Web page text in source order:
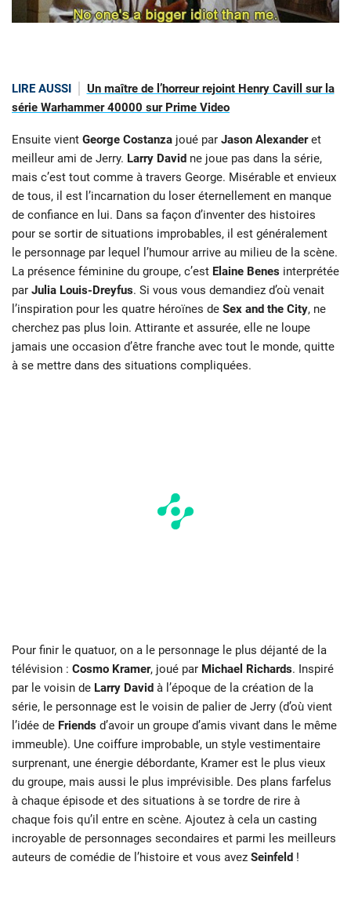
LIRE AUSSI
Un maître de l’horreur rejoint Henry Cavill sur la
série Warhammer 40000 sur Prime Video
Ensuite vient George Costanza joué par Jason Alexanderet
meilleur ami de Jerry. Larry David ne joue pas dans la série,
mais c’est tout comme à travers George. Misérable et envieux
de tous, il est l’incarnation du loser éternellement en manque
de confiance en lui. Dans sa façon d’inventer des histoires
pour se sortir de situations improbables, il est généralement
le personnage par lequel l’humour arrive au milieu de la scène.
La présence féminine du groupe, c’est Elaine Benes interprétée
par Julia Louis-Dreyfus. Si vous vous demandiez d’où venait
l’inspiration pour les quatre héroïnes de Sex and the City, ne
cherchez pas plus loin. Attirante et assurée, elle ne loupe
jamais une occasion d’être franche avec tout le monde, quitte
à se mettre dans des situations compliquées.
Pour finir le quatuor, on a le personnage le plus déjanté de la
télévision : Cosmo Kramer, joué par Michael Richards. Inspiré
par le voisin de Larry David à l’époque de la création de la
série, le personnage est le voisin de palier de Jerry (d’où vient
l’idée de Friends d’avoir un groupe d’amis vivant dans le même
immeuble). Une coiffure improbable, un style vestimentaire
surprenant, une énergie débordante, Kramer est le plus vieux
du groupe, mais aussi le plus imprévisible. Des plans farfelus
à chaque épisode et des situations à se tordre de rire à
chaque fois qu’il entre en scène. Ajoutez à cela un casting
incroyable de personnages secondaires et parmi les meilleurs
auteurs de comédie de l’histoire et vous avez Seinfeld !